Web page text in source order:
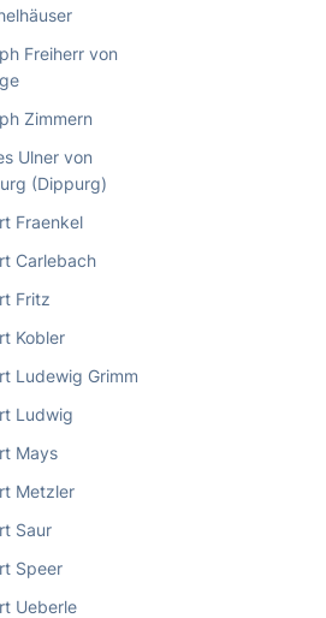
Freiherr von
Zimmern
Ulner von
(Dippurg)
Fraenkel
Carlebach
Fritz
Kobler
Ludewig Grimm
Ludwig
Mays
Metzler
Saur
Speer
Ueberle